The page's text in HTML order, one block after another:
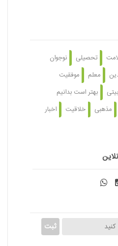
تحصیلی
نوجوان
معلم
موفقیت
بهتر است بدانیم
مذهبی خلاقیت
اخبار